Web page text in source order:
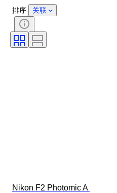
版
录像机类型
摄像机类型
双筒望远镜类型
排序 关联
Nikon F2 Photomic A